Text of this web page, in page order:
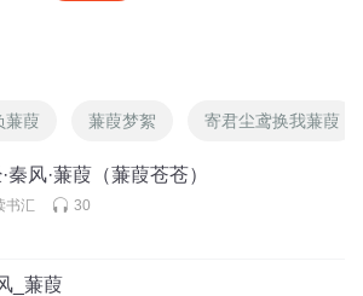
蒹葭 蒹葭梦絮 寄君尘鸢换我蒹葭
秦风·蒹葭（蒹葭苍苍）
书汇 30
_蒹葭